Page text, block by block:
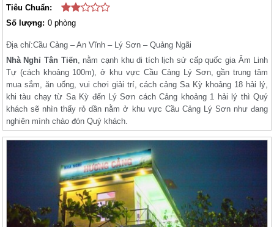
Tiêu Chuẩn:
Số lượng: 0 phòng
Địa chỉ:Cầu Cảng – An Vĩnh – Lý Sơn – Quảng Ngãi
Nhà Nghỉ Tân Tiến, nằm cạnh khu di tích lịch sử cấp quốc gia Âm Linh
Tự (cách khoảng 100m), ở khu vực Cầu Cảng Lý Sơn, gần trung tâm
mua sắm, ăn uống, vui chơi giải trí, cách cảng Sa Kỳ khoảng 18 hải lý,
khi tàu chạy từ Sa Kỳ đến Lý Sơn cách Cảng khoảng 1 hải lý thì Quý
khách sẽ nhìn thấy rỏ dần nằm ở khu vực Cầu Cảng Lý Sơn như đang
nghiên mình chào đón Quý khách.